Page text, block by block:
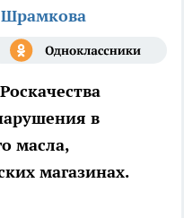
в
масла,
магазинах.